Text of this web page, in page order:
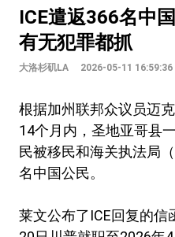
ICE遣返366名中
有无犯罪都抓
大洛杉矶LA 2026-05-11 16:59:36
根据加州联邦众议员迈
14个月内，圣地亚哥县
民被移民和海关执法局
名中国公民。
莱文公布了ICE回复的信